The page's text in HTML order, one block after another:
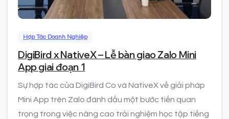
Hợp Tác Doanh Nghiệp
DigiBird x NativeX – Lễ bàn giao Zalo Mini
App giai đoạn 1
Sự hợp tác của DigiBird Co và NativeX về giải pháp
Mini App trên Zalo đánh dấu một bước tiến quan
trọng trong việc nâng cao trải nghiệm học tập tiếng